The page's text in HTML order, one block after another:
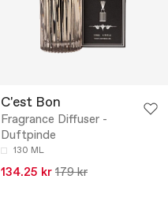
C'est Bon
Fragrance Diffuser -
Duftpinde
130 ML
134.25 kr 179 kr